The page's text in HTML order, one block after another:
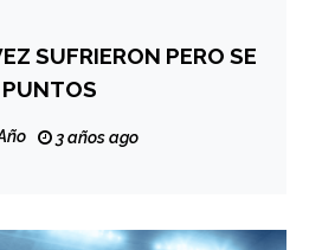
SUFRIERON PERO SE
3 años ago